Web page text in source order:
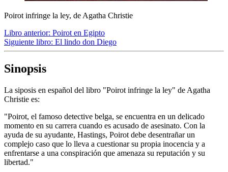
Poirot infringe la ley, de Agatha Christie
Libro anterior: Poirot en Egipto
Siguiente libro: El lindo don Diego
Sinopsis
La siposis en español del libro "Poirot infringe la ley" de Agatha
Christie es:
"Poirot, el famoso detective belga, se encuentra en un delicado
momento en su carrera cuando es acusado de asesinato. Con la
ayuda de su ayudante, Hastings, Poirot debe desentrañar un
complejo caso que lo lleva a cuestionar su propia inocencia y a
enfrentarse a una conspiración que amenaza su reputación y su
libertad."